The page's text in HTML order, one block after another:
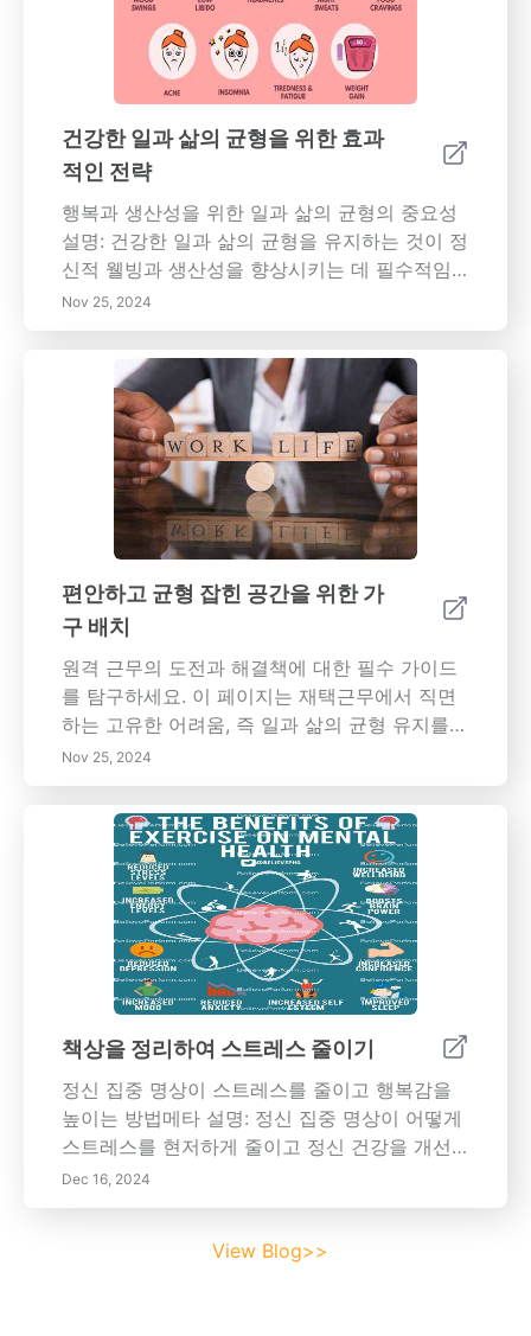
리가 개선되며 워크라이프 밸런스가 개선됩니다.
일정 조직 및 아이젠하워 매트릭스와 같은 전략
을 사용하여 명확한 목표를 설정함으로써 진정
으로 중요한 것에 집중하고 의사 결정 능력을 향
상시킬 수 있습니다. 효과적인 시간 관리 전략1.
명확한 목표 설정: SMART 프레임워크를 이용해
구체적이고 측정 가능하며, 달성 가능하고 관련
있으며, 시간 제한이 있는 목표를 정의하세요. 2.
과제 우선 순위 정하기: 아이젠하워 매트릭스를
사용하여 과제를 긴급성 및 중요성별로 분류하
여 중요한 활동에 집중하도록 합니다. 3. 시간 차
단: 방해 요소를 최소화하고 집중력을 높이기 위
해 과제를 위한 특정 시간 슬롯을 할당하세요. 4.
거절하는 법 배우기: 우선순위와 일치하지 않는
요청을 거절하여 시간을 보호하세요. 5. 반성 및
조정: 정기적으로 생산성을 평가하고 시간을 관
리하는 시스템을 개선하기 위해 전략을 조정하
세요. 이러한 기술을 마스터함으로써 당신은 작
업과 개인 생활의 조화로운 균형을 이루며 더 효
율적으로 목표를 달성할 수 있습니다. 효과적인
시간 관리 관행에 대해 더 알아보아 당신의 일상
루틴을 변화시켜보세요.
건강한 일과 삶의 균형을 위한 효과
적인 전략
행복과 생산성을 위한 일과 삶의 균형의 중요성
설명: 건강한 일과 삶의 균형을 유지하는 것이 정
신적 웰빙과 생산성을 향상시키는 데 필수적임
을 발견하세요. 이 포괄적인 가이드는 불균형이
정신 건강에 미치는 영향을 탐구하고, 경계를 설
정하고, 자기 관리를 우선시하며, 탈진의 징후를
인식하는 효과적인 전략을 제공합니다. 시간을
효과적으로 관리하고 동료와 경계를 커뮤니케이
션하며, 일상에 취미를 통합하여 개인적 및 직업
적 삶을 충실하게 만드는 방법을 배우세요. 장기
적인 성공을 위한 지속 가능한 일과 삶의 균형을
달성하는 데 도움이 되는 실용적인 자원과 지원
시스템을 탐색하세요. 키워드: 일과 삶의 균형,
정신 건강, 전략, 자기 관리, 생산성, 탈진, 시간
관리, 직원 지원, 웰빙
Nov 25, 2024
편안하고 균형 잡힌 공간을 위한 가
구 배치
원격 근무의 도전과 해결책에 대한 필수 가이드
를 탐구하세요. 이 페이지는 재택근무에서 직면
하는 고유한 어려움, 즉 일과 삶의 균형 유지를
위한 투쟁, 산만함, 커뮤니케이션 장벽 및 기술적
문제를 깊이 파헤칩니다. 전용 작업 공간 만들기,
루틴 설정, 팀과 연결하기 위한 기술 활용과 같은
생산성 향상을 위한 효과적인 전략을 발견하십
시오. 원격 환경에서 커뮤니케이션을 유지하고
팀 정신을 조성하는 방법과 건강한 일과 삶의 균
형을 달성하기 위한 팁을 배웁니다. 우리의 통찰
력에는 최적의 홈 오피스 설정, 시간 관리 기술
채택 및 협업 도구 활용이 포함됩니다. 귀하의 웰
빙과 생산성에 우선순위를 두면서 만족스러운
원격 근무 라이프스타일을 받아들이십시오.
Nov 25, 2024
책상을 정리하여 스트레스 줄이기
정신 집중 명상이 스트레스를 줄이고 행복감을
높이는 방법메타 설명: 정신 집중 명상이 어떻게
스트레스를 현저하게 줄이고 정신 건강을 개선
하는지 알아보세요. 집중력, 창의성 및 전반적인
행복감을 높이기 위해 일상 생활에 정신 집중을
늘 더 차분하고 중심 잡힌 삶으로의 여정을 시작
Dec 16, 2024
View Blog>>